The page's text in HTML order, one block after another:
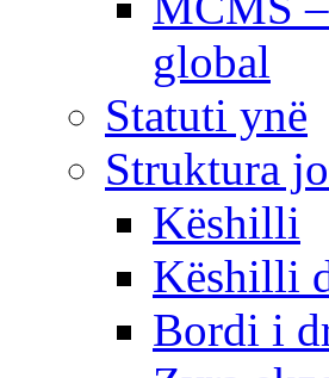
global
Statuti ynë
Struktura
Këshilli
Këshilli
Bordi i